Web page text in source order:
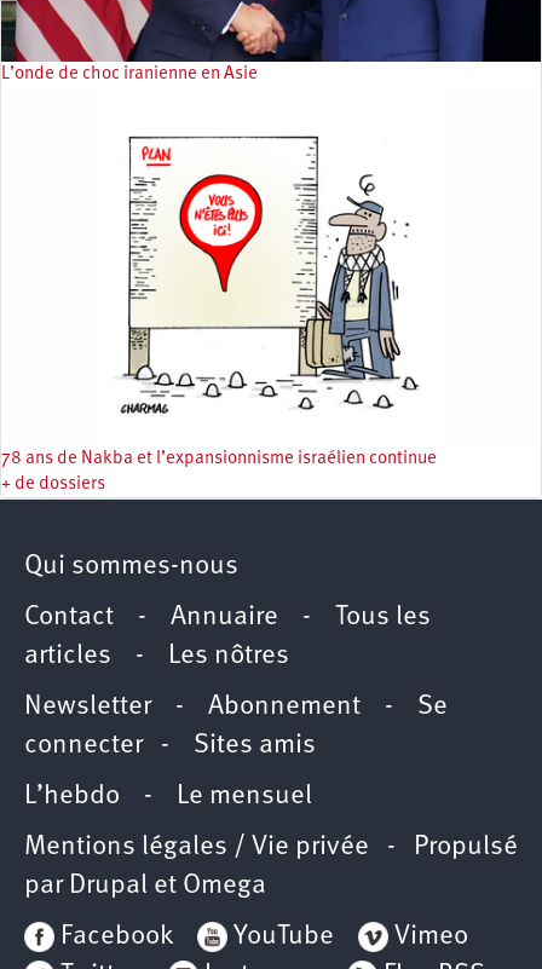
L’onde de choc iranienne en Asie
78 ans de Nakba et l’expansionnisme israélien continue
+ de dossiers
Qui sommes-nous
Contact - Annuaire -
Tous les
articles - Les nôtres
Newsletter- Abonnement - Se
connecter- Sites amis
L’hebdo - Le mensuel
Mentions légales / Vie privée - Propulsé
par Drupal et Omega
Facebook
YouTube
Vimeo